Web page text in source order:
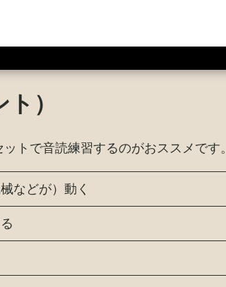
）
トで音読練習するのがおススメです。
などが）動く